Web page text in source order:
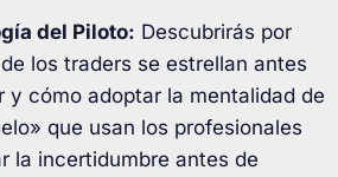
del Piloto: Descubrirás por
los traders se estrellan antes
y cómo adoptar la mentalidad de
que usan los profesionales
la incertidumbre antes de